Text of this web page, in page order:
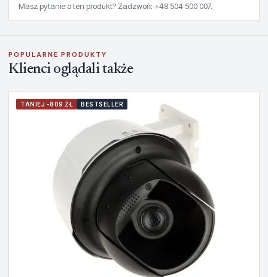
Masz pytanie o ten produkt? Zadzwoń: +48 504 500 007.
POPULARNE PRODUKTY
Klienci oglądali także
TANIEJ -809 ZŁ BESTSELLER